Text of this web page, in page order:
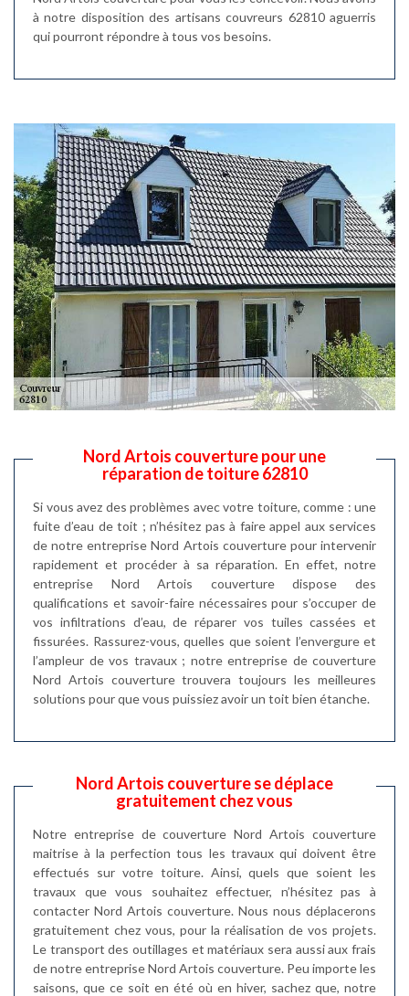
à notre disposition des artisans couvreurs 62810 aguerris
qui pourront répondre à tous vos besoins.
Nord Artois couverture pour une
réparation de toiture 62810
Si vous avez des problèmes avec votre toiture, comme : une
fuite d’eau de toit ; n’hésitez pas à faire appel aux services
de notre entreprise Nord Artois couverture pour intervenir
rapidement et procéder à sa réparation. En effet, notre
entreprise Nord Artois couverture dispose des
qualifications et savoir-faire nécessaires pour s’occuper de
vos infiltrations d’eau, de réparer vos tuiles cassées et
fissurées. Rassurez-vous, quelles que soient l’envergure et
l’ampleur de vos travaux ; notre entreprise de couverture
Nord Artois couverture trouvera toujours les meilleures
solutions pour que vous puissiez avoir un toit bien étanche.
Nord Artois couverture se déplace
gratuitement chez vous
Notre entreprise de couverture Nord Artois couverture
maitrise à la perfection tous les travaux qui doivent être
effectués sur votre toiture. Ainsi, quels que soient les
travaux que vous souhaitez effectuer, n’hésitez pas à
contacter Nord Artois couverture. Nous nous déplacerons
gratuitement chez vous, pour la réalisation de vos projets.
Le transport des outillages et matériaux sera aussi aux frais
de notre entreprise Nord Artois couverture. Peu importe les
saisons, que ce soit en été où en hiver, sachez que, notre